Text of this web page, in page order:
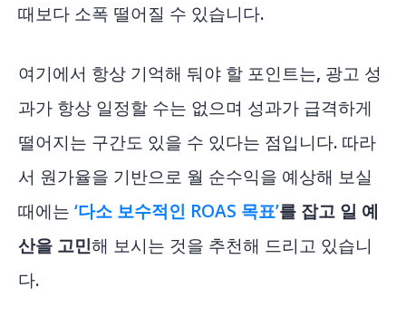
때보다 소폭 떨어질 수 있습니다.
여기에서 항상 기억해 둬야 할 포인트는, 광고 성
과가 항상 일정할 수는 없으며 성과가 급격하게
떨어지는 구간도 있을 수 있다는 점입니다. 따라
서 원가율을 기반으로 월 순수익을 예상해 보실
때에는 ‘다소 보수적인 ROAS 목표’를 잡고 일 예
산을 고민해 보시는 것을 추천해 드리고 있습니
다.